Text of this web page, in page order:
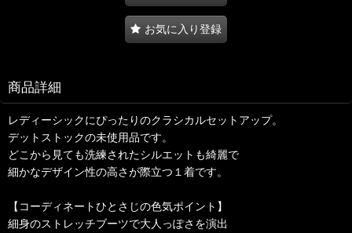
お気に入り登録
商品詳細
レディーシックにぴったりのクラシカルセットアップ。
デットストックの未使用品です。
どこから見ても洗練されたシルエットも綺麗で
細かなデザイン性の高さが際立つ１着です。
【コーディネートひとさじの色気ポイント】
細身のストレッチブーツで大人っぽさを演出